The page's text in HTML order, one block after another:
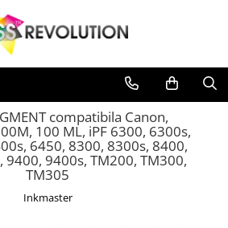
compatibila Canon,
100 ML, iPF 6300, 6300s,
6450, 8300, 8300s, 8400,
9400, 9400s, TM200, TM300,
TM305
Inkmaster